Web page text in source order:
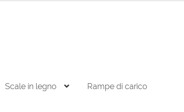
Scale in legno Rampe di carico